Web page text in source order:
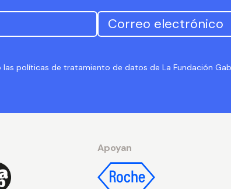
las políticas de tratamiento de datos de La Fundación
Apoyan